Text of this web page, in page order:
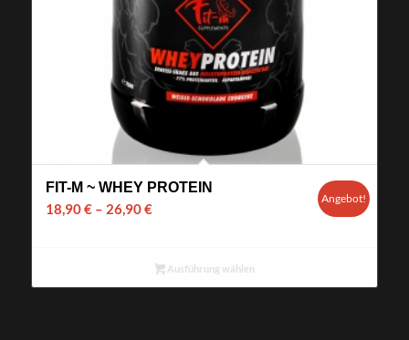
FIT-M ~ WHEY PROTEIN
18,90€– 26,90€
Angebot!
Ausführung wählen